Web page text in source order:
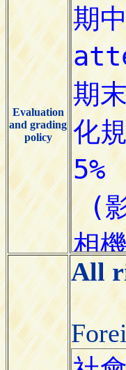
Evaluation
and grading
policy
All